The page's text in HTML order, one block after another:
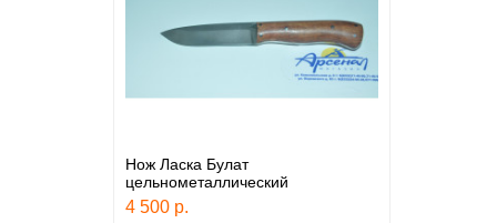
Нож Ласка Булат
цельнометаллический
4 500 р.